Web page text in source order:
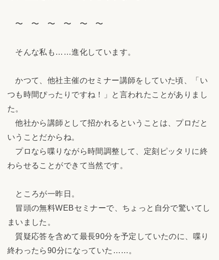
〜 〜 〜 〜 〜 〜
そんな私も……進化しています。
かつて、他社主催のセミナー講師をしていた頃、「い
つも時間ぴったりですね！」と言われたことがありまし
た。
他社から講師として招かれるということは、プロだと
いうことだからね。
プロなら喋りながら時間調整して、定刻ピッタリに終
わらせることができて当然です。
ところが一昨日。
冒頭の無料WEBセミナーで、ちょっと自分で驚いてし
まいました。
質疑応答を含めて最長90分を予定していたのに、喋り
終わったら90分になっていた……。